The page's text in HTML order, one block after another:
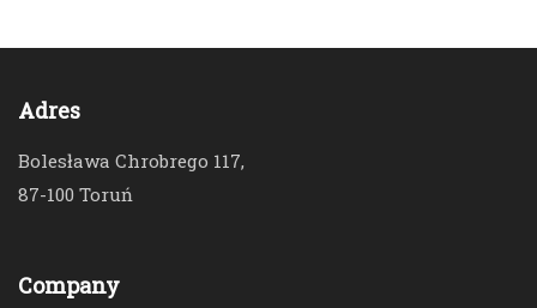
Adres
Bolesława Chrobrego 117,
87-100 Toruń
Company